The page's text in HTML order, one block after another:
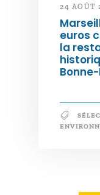
24 AOÛT
euros
la